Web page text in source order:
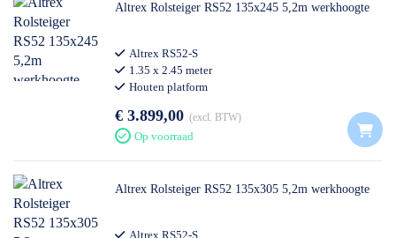
Altrex Rolsteiger RS52 135x245 5,2m werkhoogte
Altrex RS52-S
1.35 x 2.45 meter
Houten platform
€ 3.899,00 excl. BTW
Op voorraad
Altrex Rolsteiger RS52 135x305 5,2m werkhoogte
Altrex RS52-S